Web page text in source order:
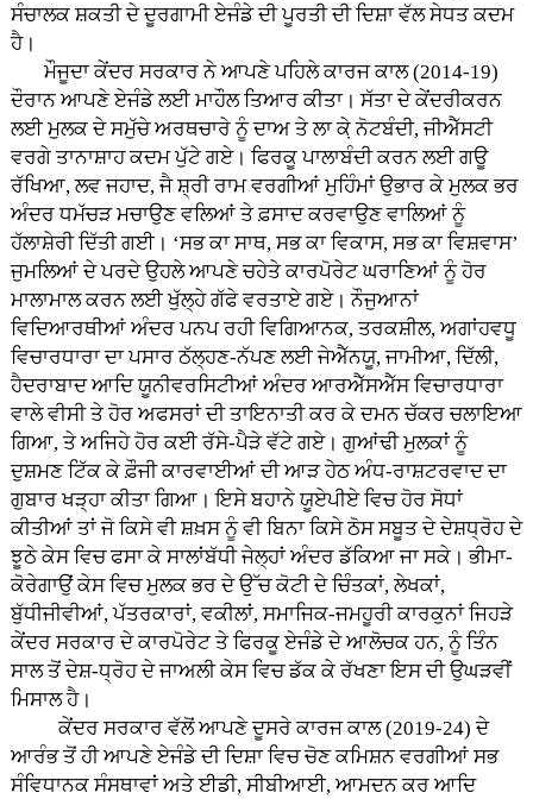
ਸੰਚਾਲਕ ਸ਼ਕਤੀ ਦੇ ਦੂਰਗਾਮੀ ਏਜੰਡੇ ਦੀ ਪੂਰਤੀ ਦੀ ਦਿਸ਼ਾ ਵੱਲ ਸੇਧਤ ਕਦਮ
ਹੈ।
ਮੌਜੂਦਾ ਕੇਂਦਰ ਸਰਕਾਰ ਨੇ ਆਪਣੇ ਪਹਿਲੇ ਕਾਰਜ ਕਾਲ (2014-19)
ਦੌਰਾਨ ਆਪਣੇ ਏਜੰਡੇ ਲਈ ਮਾਹੌਲ ਤਿਆਰ ਕੀਤਾ। ਸੱਤਾ ਦੇ ਕੇਂਦਰੀਕਰਨ
ਲਈ ਮੁਲਕ ਦੇ ਸਮੁੱਚੇ ਅਰਥਚਾਰੇ ਨੂੰ ਦਾਅ ਤੇ ਲਾ ਕੇ਼ ਨੋਟਬੰਦੀ, ਜੀਐੱਸਟੀ
ਵਰਗੇ ਤਾਨਾਸ਼ਾਹ ਕਦਮ ਪੁੱਟੇ ਗਏ। ਫਿਰਕੂ ਪਾਲਾਬੰਦੀ ਕਰਨ ਲਈ ਗਊ
ਰੱਖਿਆ, ਲਵ ਜਹਾਦ, ਜੈ ਸ਼੍ਰੀ ਰਾਮ ਵਰਗੀਆਂ ਮੁਹਿੰਮਾਂ ਉਭਾਰ ਕੇ ਮੁਲਕ ਭਰ
ਅੰਦਰ ਧਮੱਚੜ ਮਚਾਉਣ ਵਲਿਆਂ ਤੇ ਫ਼ਸਾਦ ਕਰਵਾਉਣ ਵਾਲਿਆਂ ਨੂੰ
ਹੱਲਾਸ਼ੇਰੀ ਦਿੱਤੀ ਗਈ। ‘ਸਭ ਕਾ ਸਾਥ, ਸਭ ਕਾ ਵਿਕਾਸ, ਸਭ ਕਾ ਵਿਸ਼ਵਾਸ’
ਜੁਮਲਿਆਂ ਦੇ ਪਰਦੇ ਉਹਲੇ ਆਪਣੇ ਚਹੇਤੇ ਕਾਰਪੋਰੇਟ ਘਰਾਣਿਆਂ ਨੂੰ ਹੋਰ
ਮਾਲਾਮਾਲ ਕਰਨ ਲਈ ਖੁੱਲ੍ਹੇ ਗੱਫੇ ਵਰਤਾਏ ਗਏ। ਨੌਜੁਆਨਾਂ
ਵਿਦਿਆਰਥੀਆਂ ਅੰਦਰ ਪਨਪ ਰਹੀ ਵਿਗਿਆਨਕ, ਤਰਕਸ਼ੀਲ, ਅਗਾਂਹਵਧੂ
ਵਿਚਾਰਧਾਰਾ ਦਾ ਪਸਾਰ ਠੱਲ੍ਹਣ-ਨੱਪਣ ਲਈ ਜੇਐੱਨਯੂ, ਜਾਮੀਆ, ਦਿੱਲੀ,
ਹੈਦਰਾਬਾਦ ਆਦਿ ਯੂਨੀਵਰਸਿਟੀਆਂ ਅੰਦਰ ਆਰਐੱਸਐੱਸ ਵਿਚਾਰਧਾਰਾ
ਵਾਲੇ ਵੀਸੀ ਤੇ ਹੋਰ ਅਫਸਰਾਂ ਦੀ ਤਾਇਨਾਤੀ ਕਰ ਕੇ ਦਮਨ ਚੱਕਰ ਚਲਾਇਆ
ਗਿਆ, ਤੇ ਅਜਿਹੇ ਹੋਰ ਕਈ ਰੱਸੇ-ਪੈੜੇ ਵੱਟੇ ਗਏ। ਗੁਆਂਢੀ ਮੁਲਕਾਂ ਨੂੰ
ਦੁਸ਼ਮਣ ਟਿੱਕ ਕੇ ਫ਼ੌਜੀ ਕਾਰਵਾਈਆਂ ਦੀ ਆੜ ਹੇਠ ਅੰਧ-ਰਾਸ਼ਟਰਵਾਦ ਦਾ
ਗੁਬਾਰ ਖੜ੍ਹਾ ਕੀਤਾ ਗਿਆ। ਇਸੇ ਬਹਾਨੇ ਯੂਏਪੀਏ ਵਿਚ ਹੋਰ ਸੋਧਾਂ
ਕੀਤੀਆਂ ਤਾਂ ਜੋ ਕਿਸੇ ਵੀ ਸ਼ਖ਼ਸ ਨੂੰ ਵੀ ਬਿਨਾ ਕਿਸੇ ਠੋਸ ਸਬੂਤ ਦੇ ਦੇਸ਼ਧ੍ਰੋਹ ਦੇ
ਝੂਠੇ ਕੇਸ ਵਿਚ ਫਸਾ ਕੇ ਸਾਲਾਂਬੱਧੀ ਜੇਲ੍ਹਾਂ ਅੰਦਰ ਡੱਕਿਆ ਜਾ ਸਕੇ। ਭੀਮਾ-
ਕੋਰੇਗਾਉਂ ਕੇਸ ਵਿਚ ਮੁਲਕ ਭਰ ਦੇ ਉੱਚ ਕੋਟੀ ਦੇ ਚਿੰਤਕਾਂ, ਲੇਖਕਾਂ,
ਬੁੱਧੀਜੀਵੀਆਂ, ਪੱਤਰਕਾਰਾਂ, ਵਕੀਲਾਂ, ਸਮਾਜਿਕ-ਜਮਹੂਰੀ ਕਾਰਕੁਨਾਂ ਜਿਹੜੇ
ਕੇਂਦਰ ਸਰਕਾਰ ਦੇ ਕਾਰਪੋਰੇਟ ਤੇ ਫਿਰਕੂ ਏਜੰਡੇ ਦੇ ਆਲੋਚਕ ਹਨ, ਨੂੰ ਤਿੰਨ
ਸਾਲ ਤੋਂ ਦੇਸ਼-ਧ੍ਰੋਹ ਦੇ ਜਾਅਲੀ ਕੇਸ ਵਿਚ ਡੱਕ ਕੇ ਰੱਖਣਾ ਇਸ ਦੀ ਉਘੜਵੀਂ
ਮਿਸਾਲ ਹੈ।
ਕੇਂਦਰ ਸਰਕਾਰ ਵੱਲੋਂ ਆਪਣੇ ਦੂਸਰੇ ਕਾਰਜ ਕਾਲ (2019-24) ਦੇ
ਆਰੰਭ ਤੋਂ ਹੀ ਆਪਣੇ ਏਜੰਡੇ ਦੀ ਦਿਸ਼ਾ ਵਿਚ ਚੋਣ ਕਮਿਸ਼ਨ ਵਰਗੀਆਂ ਸਭ
ਸੰਵਿਧਾਨਕ ਸੰਸਥਾਵਾਂ ਅਤੇ ਈਡੀ, ਸੀਬੀਆਈ, ਆਮਦਨ ਕਰ ਆਦਿ